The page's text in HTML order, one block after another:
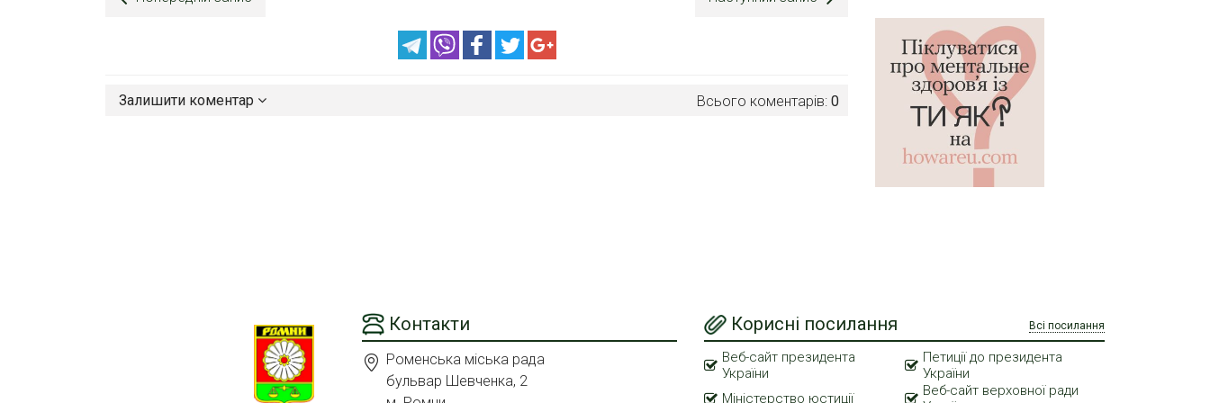
Всього коментарів: 0
Залишити коментар
Контакти
Роменська міська рада
бульвар Шевченка, 2
Корисні посилання Всі посилання
Веб-сайт президента
України
Петиції до президента
України
Міністерство юстиції
Веб-сайт верховної ради